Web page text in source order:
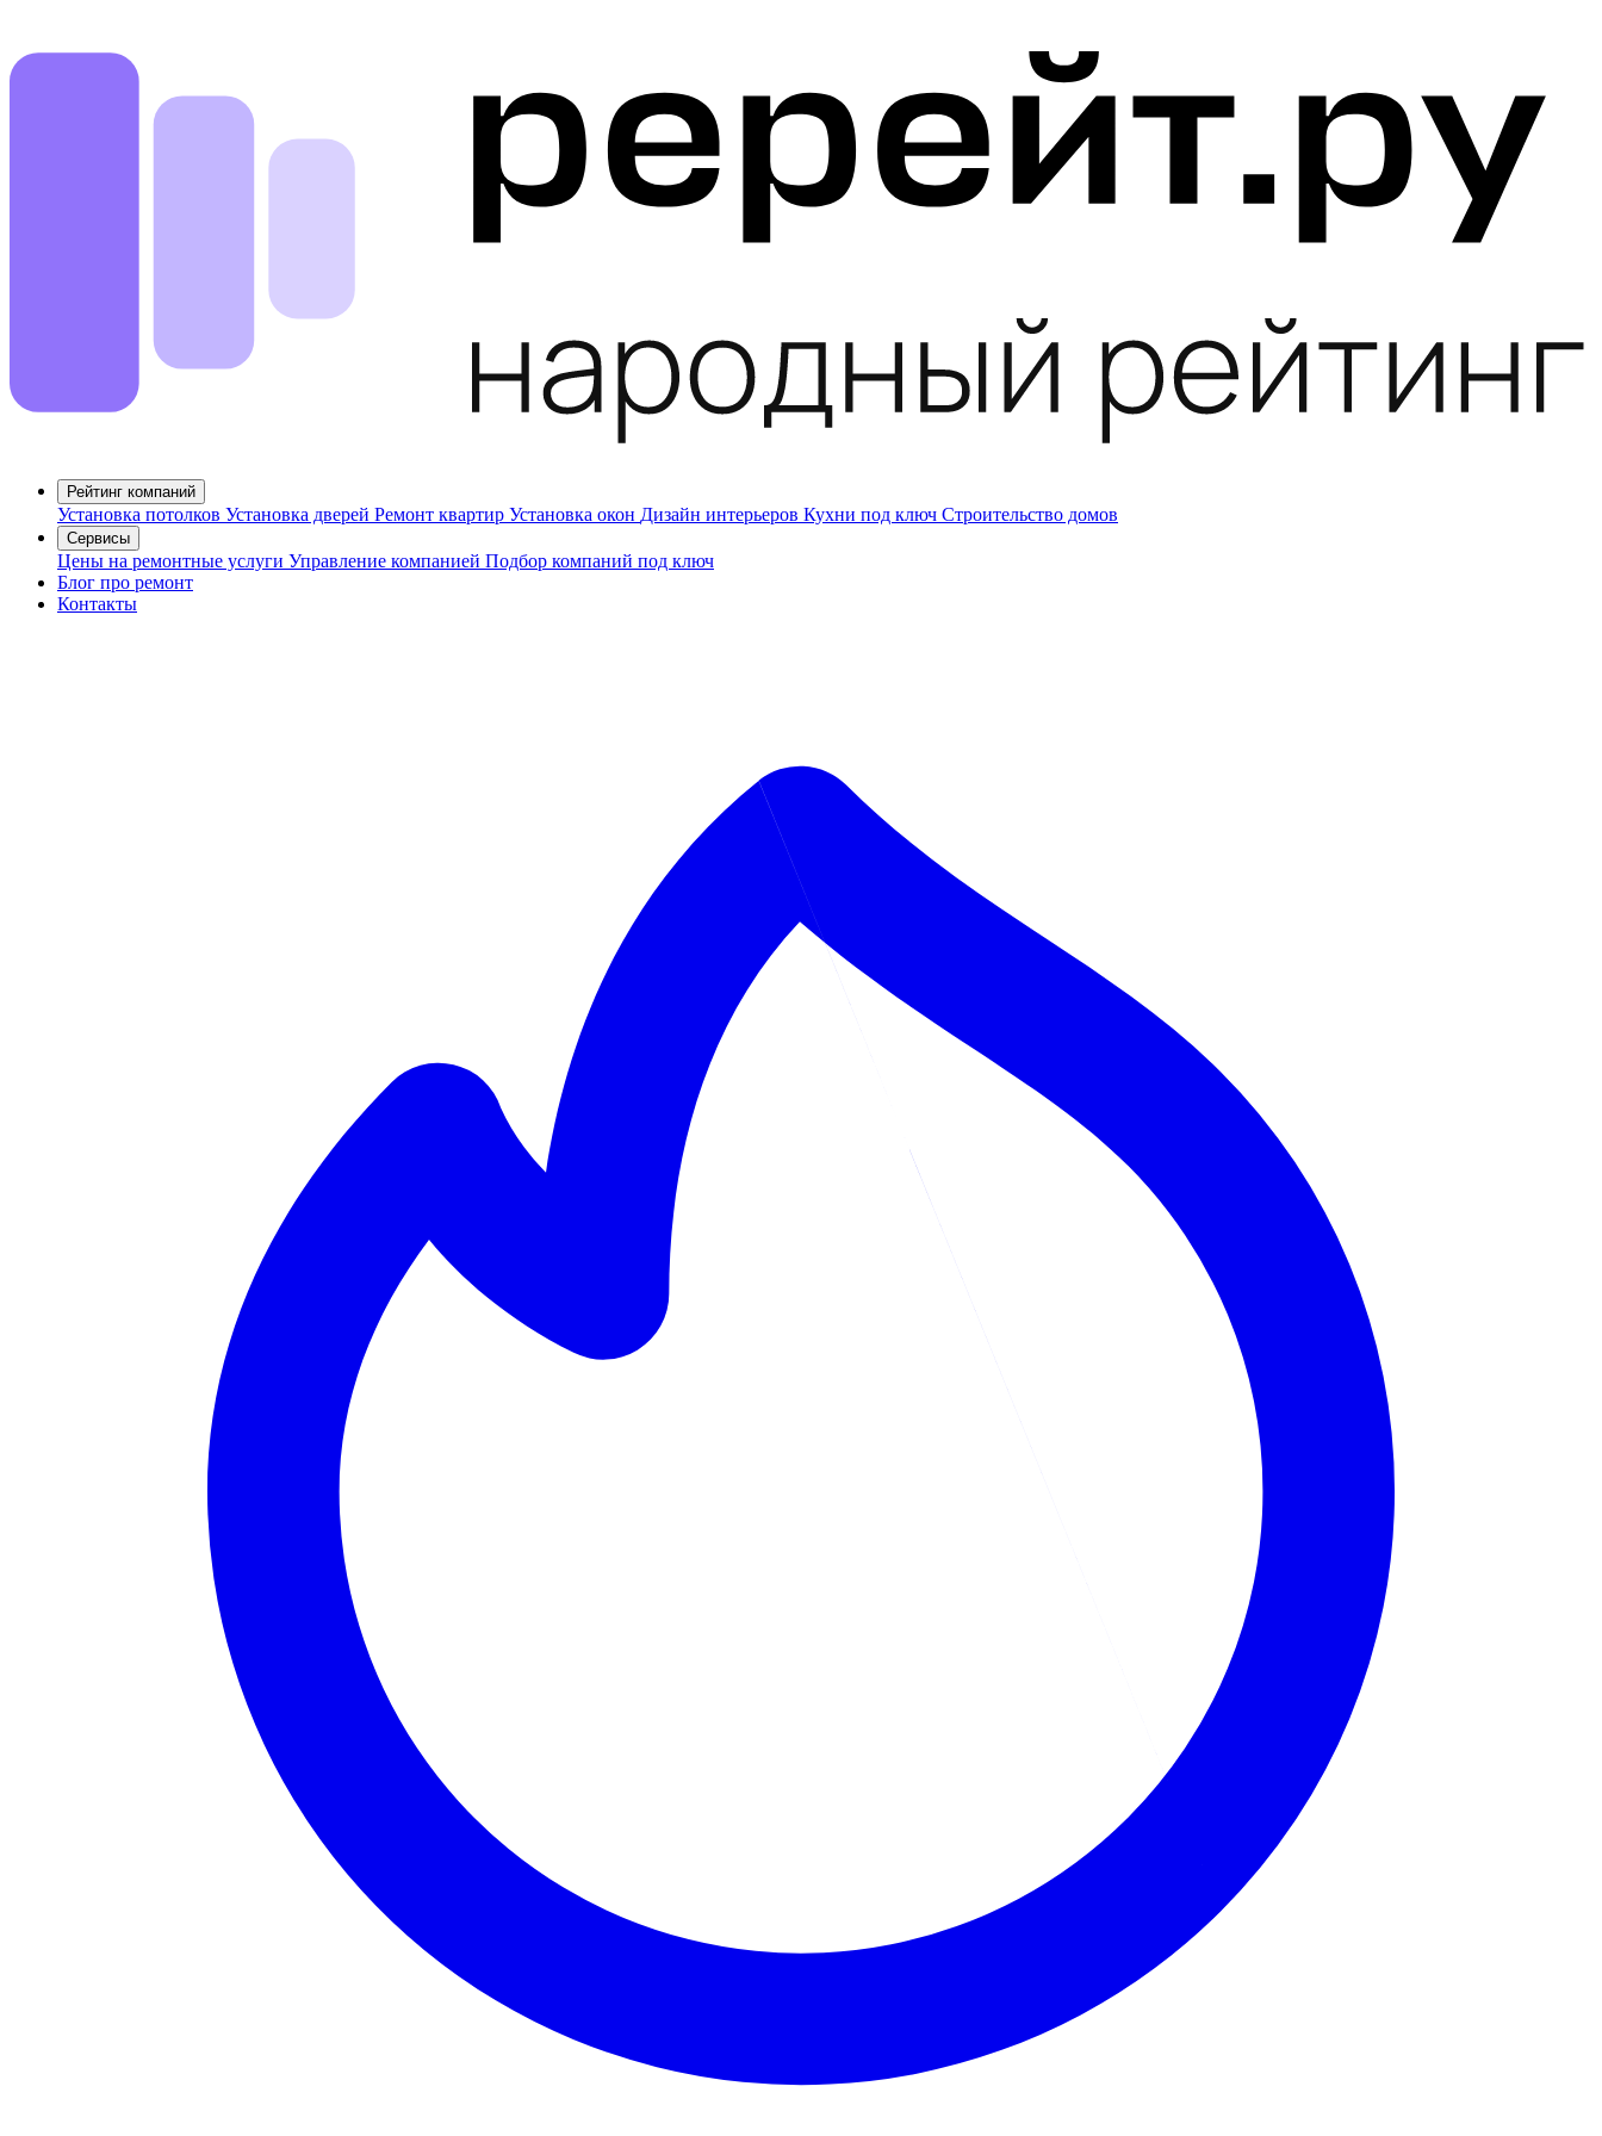
Рейтинг компаний
Установка потолков Установка дверей Ремонт квартир Установка окон Дизайн интерьеров Кухни под ключ Строительство домов
Сервисы
Цены на ремонтные услуги Управление компанией Подбор компаний под ключ
Блог про ремонт
Контакты